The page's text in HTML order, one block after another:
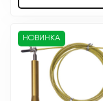
НОВИНКА